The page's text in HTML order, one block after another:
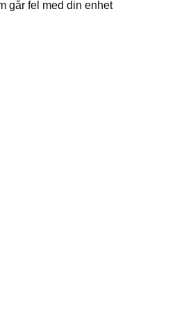
går fel med din enhet